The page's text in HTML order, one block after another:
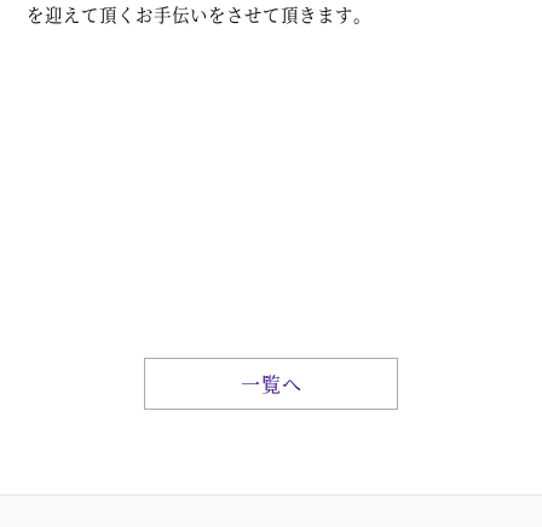
を迎えて頂くお手伝いをさせて頂きます。
一覧へ